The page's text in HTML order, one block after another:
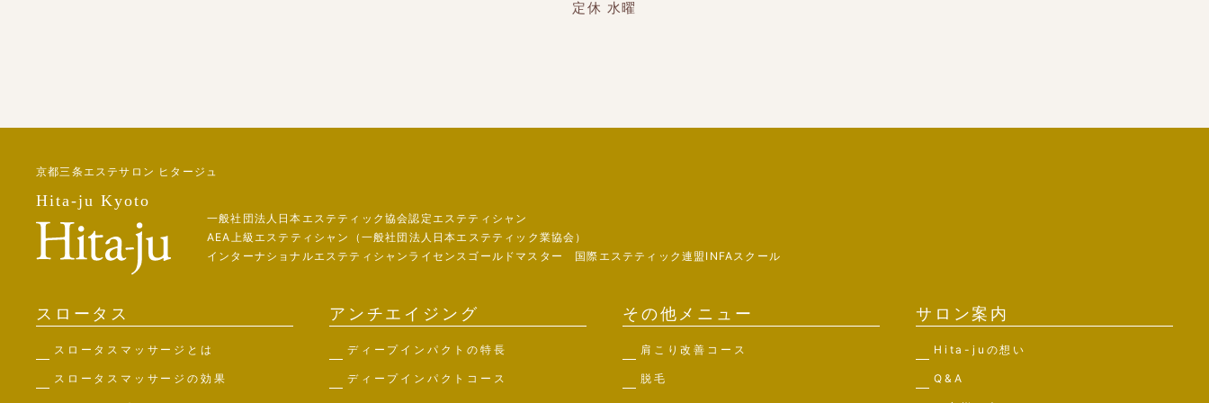
定休 水曜
京都三条エステサロン ヒタージュ
Hita-ju Kyoto
一般社団法人日本エステティック協会認定エステティシャン
AEA上級エステティシャン（一般社団法人日本エステティック業協会）
インターナショナルエステティシャンライセンスゴールドマスター 国際エステティック連盟INFAスクール
スロータス
スロータスマッサージとは
スロータスマッサージの効果
アンチエイジング
ディープインパクトの特長
ディープインパクトコース
その他メニュー
肩こり改善コース
脱毛
サロン案内
Hita-juの想い
Q&A